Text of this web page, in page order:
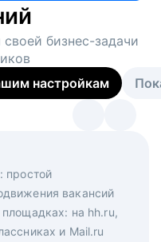
своей бизнес-задачи
настройкам
простой
вакансий
на hh.ru,
и Mail.ru
на главной странице
сколько
за дело возьмутся
менеджеры